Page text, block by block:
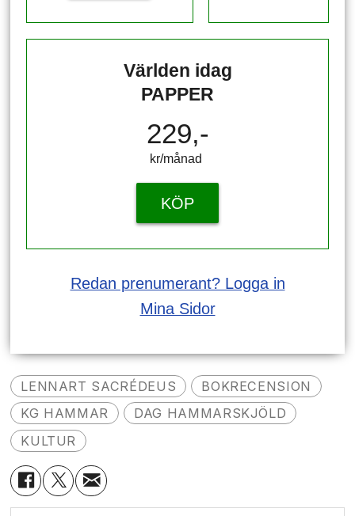
Världen idag
PAPPER
229,-
kr/månad ​​​​​​
KÖP
Redan prenumerant? Logga in
Mina Sidor
LENNART SACRÉDEUS
BOKRECENSION
KG HAMMAR
DAG HAMMARSKJÖLD
KULTUR